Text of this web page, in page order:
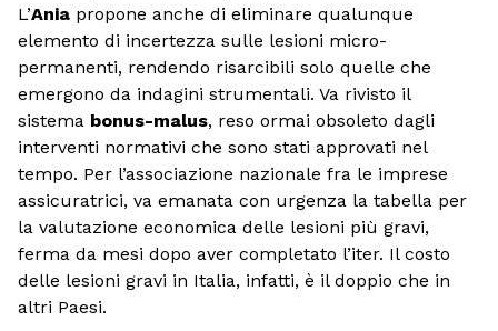
L’Ania propone anche di eliminare qualunque
elemento di incertezza sulle lesioni micro-
permanenti, rendendo risarcibili solo quelle che
emergono da indagini strumentali. Va rivisto il
sistema bonus-malus, reso ormai obsoleto dagli
interventi normativi che sono stati approvati nel
tempo. Per l’associazione nazionale fra le imprese
assicuratrici, va emanata con urgenza la tabella per
la valutazione economica delle lesioni più gravi,
ferma da mesi dopo aver completato l’iter. Il costo
delle lesioni gravi in Italia, infatti, è il doppio che in
altri Paesi.